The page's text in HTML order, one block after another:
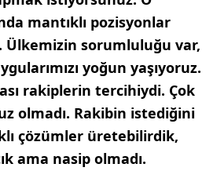
mantıklı pozisyonlar
Ülkemizin sorumluluğu var,
yoğun yaşıyoruz.
rakiplerin tercihiydi. Çok
olmadı. Rakibin istediğini
çözümler üretebilirdik,
ama nasip olmadı.